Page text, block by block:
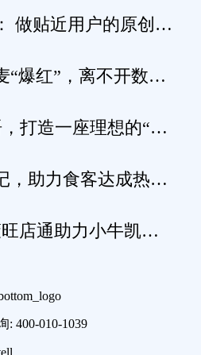
做贴近用户的原创小
“爆红”，离不开数字
打造一座理想的“零
，助力食客达成热干
店通助力小牛凯西
: 400-010-1039